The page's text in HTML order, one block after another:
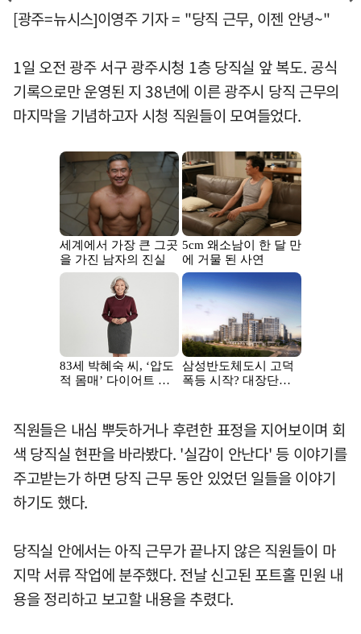
[광주=뉴시스]이영주 기자 = "당직 근무, 이젠 안녕~"
1일 오전 광주 서구 광주시청 1층 당직실 앞 복도. 공식
기록으로만 운영된 지 38년에 이른 광주시 당직 근무의
마지막을 기념하고자 시청 직원들이 모여들었다.
직원들은 내심 뿌듯하거나 후련한 표정을 지어보이며 회
색 당직실 현판을 바라봤다. '실감이 안난다' 등 이야기를
주고받는가 하면 당직 근무 동안 있었던 일들을 이야기
하기도 했다.
당직실 안에서는 아직 근무가 끝나지 않은 직원들이 마
지막 서류 작업에 분주했다. 전날 신고된 포트홀 민원 내
용을 정리하고 보고할 내용을 추렸다.